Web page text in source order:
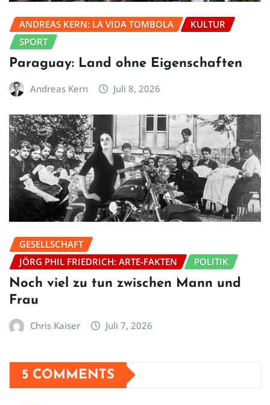
ANDREAS KERN: LA VIDA TOMBOLA
KULTUR
SPORT
Paraguay: Land ohne Eigenschaften
Andreas Kern Juli 8, 2026
GESELLSCHAFT
JÖRG PHIL FRIEDRICH: ARTE-FAKTEN
POLITIK
Noch viel zu tun zwischen Mann und
Frau
Chris Kaiser Juli 7, 2026
5 COMMENTS